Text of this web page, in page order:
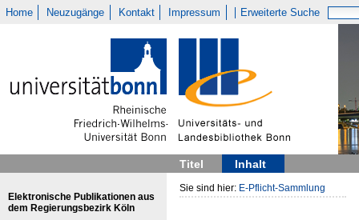
Home Neuzugänge Kontakt Impressum Erweiterte Suche
Titel Inhalt
Elektronische Publikationen aus
dem Regierungsbezirk Köln
Sie sind hier: E-Pflicht-Sammlung